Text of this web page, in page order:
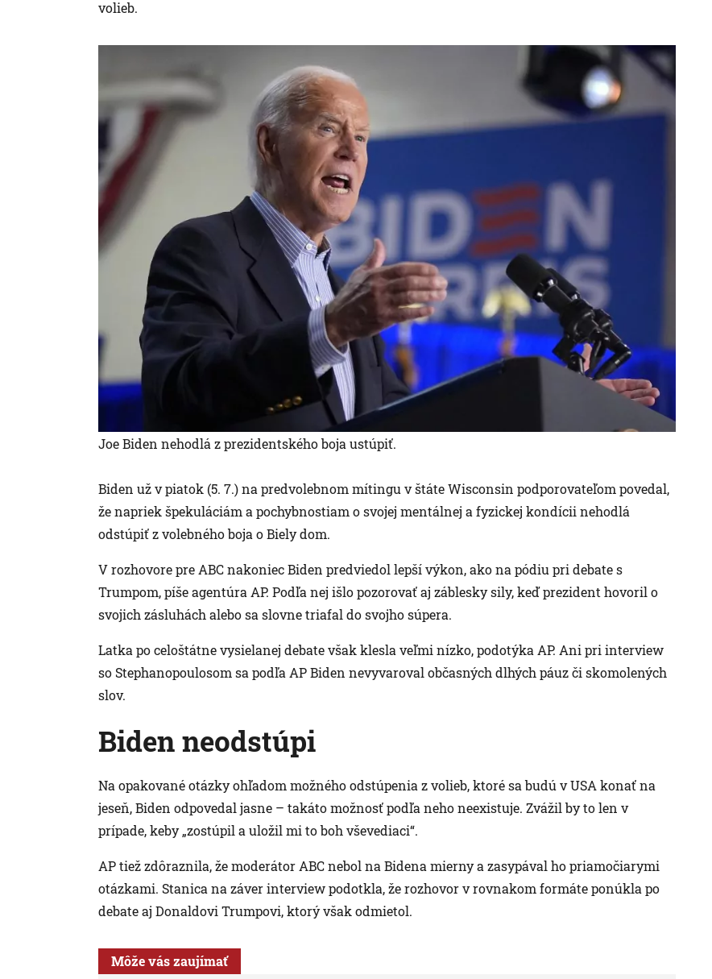
volieb.
Joe Biden nehodlá z prezidentského boja ustúpiť.
Biden už v piatok (5. 7.) na predvolebnom mítingu v štáte Wisconsin podporovateľom povedal,
že napriek špekuláciám a pochybnostiam o svojej mentálnej a fyzickej kondícii nehodlá
odstúpiť z volebného boja o Biely dom.
V rozhovore pre ABC nakoniec Biden predviedol lepší výkon, ako na pódiu pri debate s
Trumpom, píše agentúra AP. Podľa nej išlo pozorovať aj záblesky sily, keď prezident hovoril o
svojich zásluhách alebo sa slovne triafal do svojho súpera.
Latka po celoštátne vysielanej debate však klesla veľmi nízko, podotýka AP. Ani pri interview
so Stephanopoulosom sa podľa AP Biden nevyvaroval občasných dlhých páuz či skomolených
slov.
Biden neodstúpi
Na opakované otázky ohľadom možného odstúpenia z volieb, ktoré sa budú v USA konať na
jeseň, Biden odpovedal jasne – takáto možnosť podľa neho neexistuje. Zvážil by to len v
prípade, keby „zostúpil a uložil mi to boh vševediaci“.
AP tiež zdôraznila, že moderátor ABC nebol na Bidena mierny a zasypával ho priamočiarymi
otázkami. Stanica na záver interview podotkla, že rozhovor v rovnakom formáte ponúkla po
debate aj Donaldovi Trumpovi, ktorý však odmietol.
Môže vás zaujímať